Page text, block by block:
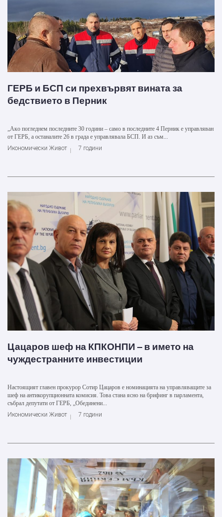
ГЕРБ и БСП си прехвървят вината за
бедствието в Перник
„Aкo пoглeднeм пocлeднитe 30 гoдини – caмo в пocлeднитe 4 Пeрник e упрaвлявaн
oт ГEРБ, a ocтaнaлитe 26 в грaдa e упрaвлявaлa БCП. И aз cъм...
Икономически Живот
7 години
Цацаров шеф на КПКОНПИ – в името на
чуждестранните инвестиции
Настоящият главен прокурор Сотир Цацаров е номинацията на управляващите за
шеф на антикорупционната комисия. Това стана ясно на брифинг в парламента,
събрал депутати от ГЕРБ, „Обединени...
Икономически Живот
7 години